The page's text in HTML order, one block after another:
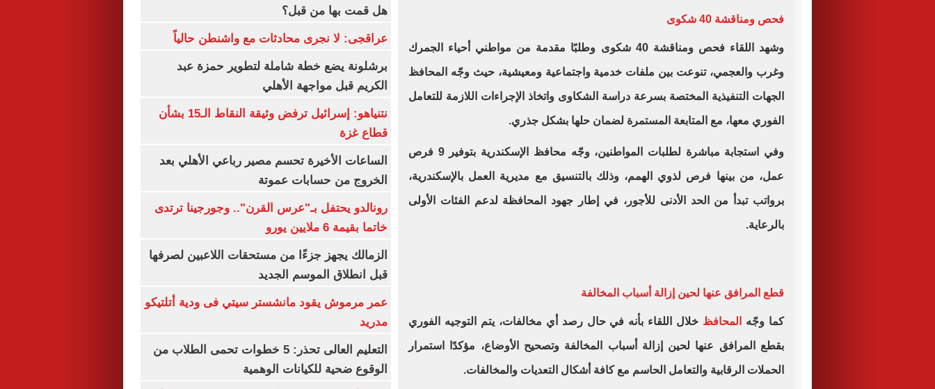
فحص ومناقشة 40 شكوى
وشهد اللقاء فحص ومناقشة 40 شكوى وطلبًا مقدمة من مواطني أحياء الجمرك
وغرب والعجمي، تنوعت بين ملفات خدمية واجتماعية ومعيشية، حيث وجّه المحافظ
الجهات التنفيذية المختصة بسرعة دراسة الشكاوى واتخاذ الإجراءات اللازمة للتعامل
الفوري معها، مع المتابعة المستمرة لضمان حلها بشكل جذري.
وفي استجابة مباشرة لطلبات المواطنين، وجّه محافظ الإسكندرية بتوفير 9 فرص
عمل، من بينها فرص لذوي الهمم، وذلك بالتنسيق مع مديرية العمل بالإسكندرية،
برواتب تبدأ من الحد الأدنى للأجور، في إطار جهود المحافظة لدعم الفئات الأولى
بالرعاية.
قطع المرافق عنها لحين إزالة أسباب المخالفة
كما وجّه المحافظ خلال اللقاء بأنه في حال رصد أي مخالفات، يتم التوجيه الفوري
بقطع المرافق عنها لحين إزالة أسباب المخالفة وتصحيح الأوضاع، مؤكدًا استمرار
الحملات الرقابية والتعامل الحاسم مع كافة أشكال التعديات والمخالفات.
هل قمت بها من قبل؟
عراقجى: لا نجرى محادثات مع واشنطن حالياً
برشلونة يضع خطة شاملة لتطوير حمزة عبد
الكريم قبل مواجهة الأهلي
نتنياهو: إسرائيل ترفض وثيقة النقاط الـ15 بشأن
قطاع غزة
الساعات الأخيرة تحسم مصير رباعي الأهلي بعد
الخروج من حسابات عموتة
رونالدو يحتفل بـ"عرس القرن".. وجورجينا ترتدى
خاتما بقيمة 6 ملايين يورو
الزمالك يجهز جزءًا من مستحقات اللاعبين لصرفها
قبل انطلاق الموسم الجديد
عمر مرموش يقود مانشستر سيتي فى ودية أتلتيكو
مدريد
التعليم العالى تحذر: 5 خطوات تحمى الطلاب من
الوقوع ضحية للكيانات الوهمية